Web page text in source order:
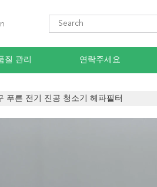
질 관리 연락주세요
푸른 전기 진공 청소기 헤파필터